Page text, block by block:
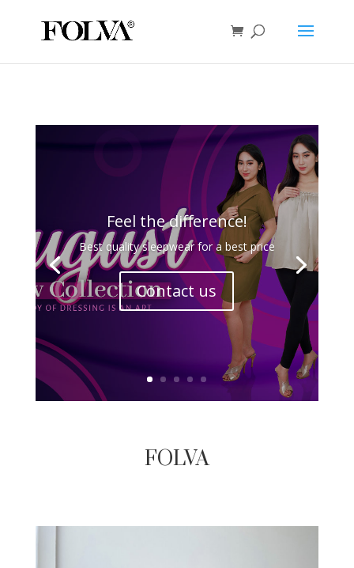
Feel the difference!
Best quality sleepwear for a best price
Contact us
FOLVA